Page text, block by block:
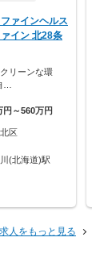
ァインヘルス
イン 北28条
リーンな環
…
円～560万円
区
(北海道)駅
人をもっと見る